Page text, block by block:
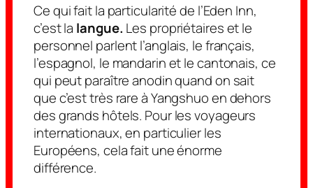
Ce qui fait la particularité de l’Eden Inn,
c’est la langue. Les propriétaires et le
personnel parlent l’anglais, le français,
l’espagnol, le mandarin et le cantonais, ce
qui peut paraître anodin quand on sait
que c’est très rare à Yangshuo en dehors
des grands hôtels. Pour les voyageurs
internationaux, en particulier les
Européens, cela fait une énorme
différence.